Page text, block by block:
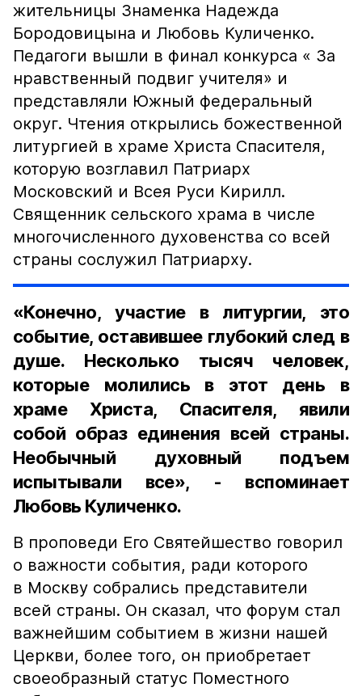
жительницы Знаменка Надежда
Бородовицына и Любовь Куличенко.
Педагоги вышли в финал конкурса « За
нравственный подвиг учителя» и
представляли Южный федеральный
округ. Чтения открылись божественной
литургией в храме Христа Спасителя,
которую возглавил Патриарх
Московский и Всея Руси Кирилл.
Священник сельского храма в числе
многочисленного духовенства со всей
страны сослужил Патриарху.
«Конечно, участие в литургии, это
событие, оставившее глубокий след в
душе. Несколько тысяч человек,
которые молились в этот день в
храме Христа, Спасителя, явили
собой образ единения всей страны.
Необычный духовный подъем
испытывали все», - вспоминает
Любовь Куличенко.
В проповеди Его Святейшество говорил
о важности события, ради которого
в Москву собрались представители
всей страны. Он сказал, что форум стал
важнейшим событием в жизни нашей
Церкви, более того, он приобретает
своеобразный статус Поместного